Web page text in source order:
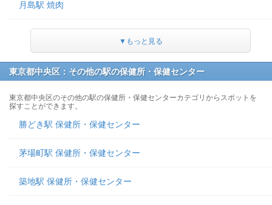
月島駅 焼肉
▼もっと見る
東京都中央区：その他の駅の保健所・保健センター
東京都中央区のその他の駅の保健所・保健センターカテゴリからスポットを
探すことができます。
勝どき駅 保健所・保健センター
茅場町駅 保健所・保健センター
築地駅 保健所・保健センター